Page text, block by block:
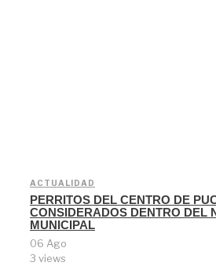
ACTUALIDAD
PERRITOS DEL CENTRO DE
CONSIDERADOS DENTRO DEL
MUNICIPAL
06 Ago
3 views